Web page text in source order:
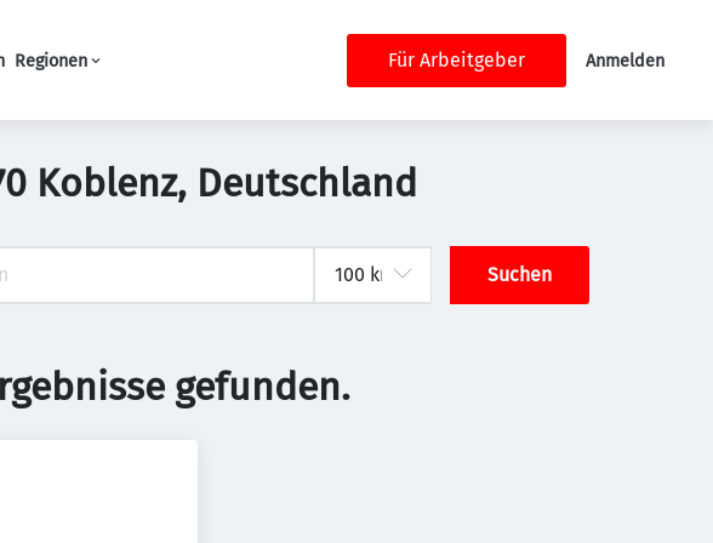
Regionen Für Arbeitgeber Anmelden
Koblenz, Deutschland
Suchen
gefunden.